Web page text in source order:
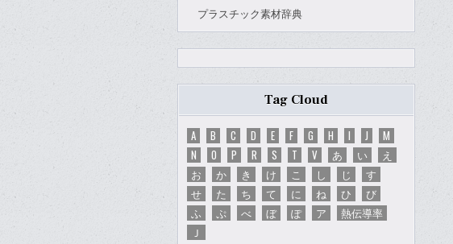
プラスチック素材辞典
Tag Cloud
A B C D E F G H I J
M
N
O P R S T V あ い
え
お
か き け こ し じ
す
せ
た ち て に ね ひ
び
ふ
ぷ べ ぼ ぽ ア
熱伝導率
Ｊ